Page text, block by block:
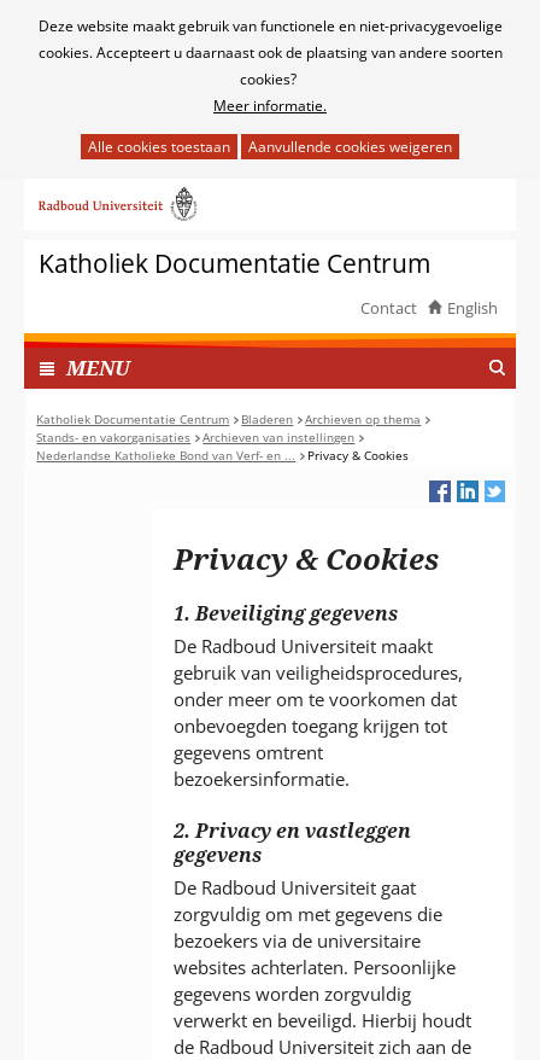
Cookies
Deze website maakt gebruik van functionele en niet-privacygevoelige
cookies. Accepteert u daarnaast ook de plaatsing van andere soorten
cookies?
Meer informatie.
het
van
cookies
deze
website
worden
toegestaan
of
geweigerd.
naar
inhoudKatholiek Documentatie Centrum
Contact English
MENUI
N
G
E
K
Katholiek Documentatie Centrum Bladeren
Archieven op thema
Stands- en vakorganisaties
Archieven van instellingen
Nederlandse Katholieke Bond van Verf- en ...
Privacy & Cookies
Privacy & Cookies
1. Beveiliging gegevens
De Radboud Universiteit maakt
gebruik van veiligheidsprocedures,
onder meer om te voorkomen dat
onbevoegden toegang krijgen tot
gegevens omtrent
bezoekersinformatie.
2. Privacy en vastleggen
gegevens
De Radboud Universiteit gaat
zorgvuldig om met gegevens die
bezoekers via de universitaire
websites achterlaten. Persoonlijke
gegevens worden zorgvuldig
verwerkt en beveiligd. Hierbij houdt
de Radboud Universiteit zich aan de